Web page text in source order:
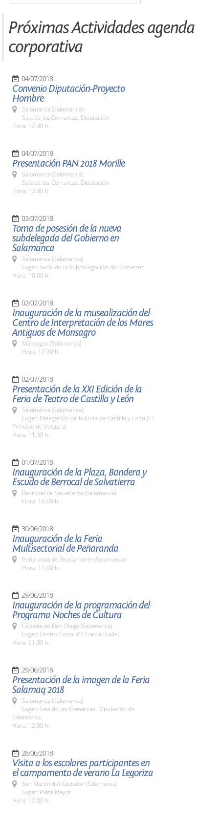
Próximas Actividades agenda
corporativa
04/07/2018
Convenio Diputación-Proyecto
Hombre
Salamanca (Salamanca)
Sala de las Comarcas. Diputación
Hora: 12:30 h.
04/07/2018
Presentación PAN 2018 Morille
Salamanca (Salamanca)
Sala de las Comarcas. Diputación
Hora: 12:00 h.
03/07/2018
Toma de posesión de la nueva
subdelegada del Gobierno en
Salamanca
Salamanca (Salamanca)
Lugar: Sede de la Subdelegación del Gobierno
Hora: 10:00 h.
02/07/2018
Inauguración de la musealización del
Centro de Interpretación de los Mares
Antiguos de Monsagro
Monsagro (Salamanca)
Hora: 17:30 h.
02/07/2018
Presentación de la XXI Edición de la
Feria de Teatro de Castilla y León
Salamanca (Salamanca)
Lugar: Delegación de la Junta de Castilla y León (C/
Príncipe de Vergara)
Hora: 11.30 h.
01/07/2018
Inauguración de la Plaza, Bandera y
Escudo de Berrocal de Salvatierra
Berrocal de Salvatierra (Salamanca)
Hora: 14:00 h.
30/06/2018
Inauguración de la Feria
Multisectorial de Peñaranda
Peñaranda de Bracamonte (Salamanca)
Hora: 11:00 h.
29/06/2018
Inauguración de la programación del
Programa Noches de Cultura
Calzada de Don Diego (Salamanca)
Lugar: Centro Social (C/ García Fraile).
Hora: 21:30 h.
29/06/2018
Presentación de la imagen de la Feria
Salamaq 2018
Salamanca (Salamanca)
Lugar: Sala de las Comarcas. Diputación de
Salamanca
Hora: 12:00 h.
28/06/2018
Visita a los escolares participantes en
el campamento de verano La Legoriza
San Martín del Castañar (Salamanca)
Lugar: Plaza Mayor
Hora: 12:00 h.